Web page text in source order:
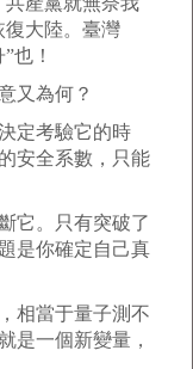
復大陸。臺灣
也！
又為何？
定考驗它的時
安全系數，只能
它。只有突破了
是你確定自己真
相當于量子測不
是一個新變量，